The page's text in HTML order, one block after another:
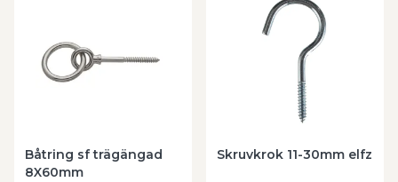
Båtring sf trägängad
8X60mm
Skruvkrok 11-30mm elfz